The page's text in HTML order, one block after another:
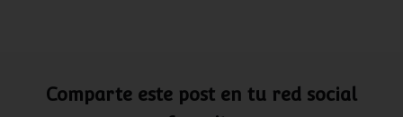
Comparte este post en tu red social